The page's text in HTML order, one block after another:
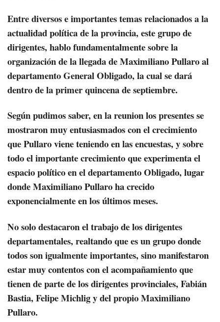
Entre diversos e importantes temas relacionados a la
actualidad política de la provincia, este grupo de
dirigentes, hablo fundamentalmente sobre la
organización de la llegada de Maximiliano Pullaro al
departamento General Obligado, la cual se dará
dentro de la primer quincena de septiembre.
Según pudimos saber, en la reunion los presentes se
mostraron muy entusiasmados con el crecimiento
que Pullaro viene teniendo en las encuestas, y sobre
todo el importante crecimiento que experimenta el
espacio político en el departamento Obligado, lugar
donde Maximiliano Pullaro ha crecido
exponencialmente en los últimos meses.
No solo destacaron el trabajo de los dirigentes
departamentales, realtando que es un grupo donde
todos son igualmente importantes, sino manifestaron
estar muy contentos con el acompañamiento que
tienen de parte de los dirigentes provinciales, Fabián
Bastia, Felipe Michlig y del propio Maximiliano
Pullaro.